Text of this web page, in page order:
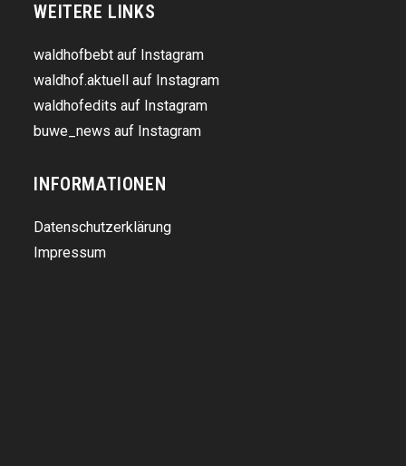
WEITERE LINKS
waldhofbebt auf Instagram
waldhof.aktuell auf Instagram
waldhofedits auf Instagram
buwe_news auf Instagram
INFORMATIONEN
Datenschutzerklärung
Impressum